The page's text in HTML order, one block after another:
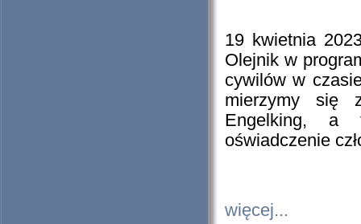
19 kwietnia
Olejnik w
cywilów w
mierzymy się
Engelking, a
oświadczenie
więcej...